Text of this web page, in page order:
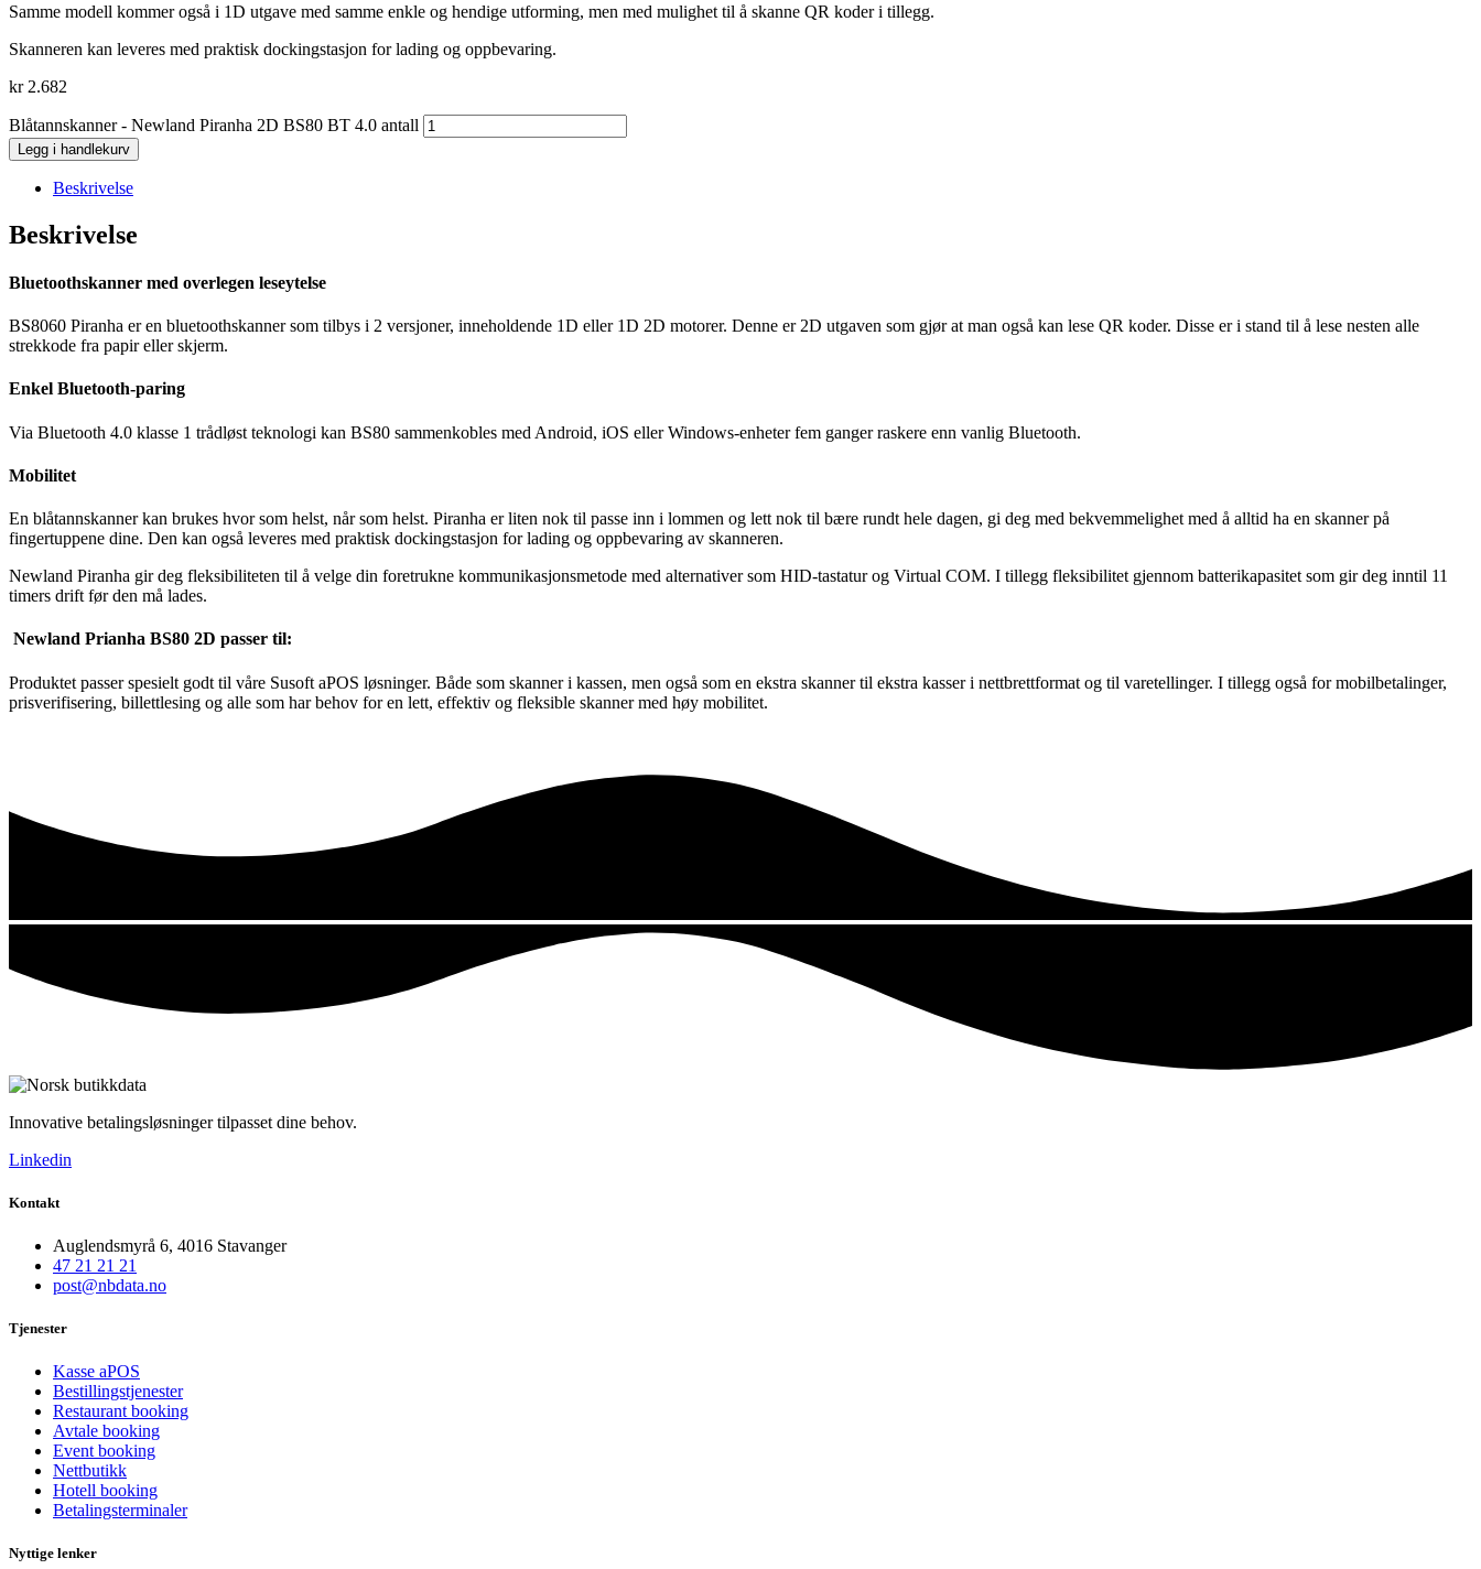
Samme modell kommer også i 1D utgave med samme enkle og hendige utforming, men med mulighet til å skanne QR koder i tillegg.
Skanneren kan leveres med praktisk dockingstasjon for lading og oppbevaring.
kr2.682
Blåtannskanner - Newland Piranha 2D BS80 BT 4.0 antall
Legg i handlekurv
Beskrivelse
Beskrivelse
Bluetoothskanner med overlegen leseytelse
BS8060 Piranha er en bluetoothskanner som tilbys i 2 versjoner, inneholdende 1D eller 1D 2D motorer. Denne er 2D utgaven som gjør at man også kan lese QR koder. Disse er i stand til å lese nesten alle
strekkode fra papir eller skjerm.
Enkel Bluetooth-paring
Via Bluetooth 4.0 klasse 1 trådløst teknologi kan BS80 sammenkobles med Android, iOS eller Windows-enheter fem ganger raskere enn vanlig Bluetooth.
Mobilitet
En blåtannskanner kan brukes hvor som helst, når som helst. Piranha er liten nok til passe inn i lommen og lett nok til bære rundt hele dagen, gi deg med bekvemmelighet med å alltid ha en skanner på
fingertuppene dine. Den kan også leveres med praktisk dockingstasjon for lading og oppbevaring av skanneren.
Newland Piranha gir deg fleksibiliteten til å velge din foretrukne kommunikasjonsmetode med alternativer som HID-tastatur og Virtual COM. I tillegg fleksibilitet gjennom batterikapasitet som gir deg inntil 11
timers drift før den må lades.
Newland Prianha BS80 2D passer til:
Produktet passer spesielt godt til våre Susoft aPOS løsninger. Både som skanner i kassen, men også som en ekstra skanner til ekstra kasser i nettbrettformat og til varetellinger. I tillegg også for mobilbetalinger,
prisverifisering, billettlesing og alle som har behov for en lett, effektiv og fleksible skanner med høy mobilitet.
Innovative betalingsløsninger tilpasset dine behov.
Linkedin
Kontakt
Auglendsmyrå 6, 4016 Stavanger
47 21 21 21
post@nbdata.no
Tjenester
Kasse aPOS
Bestillingstjenester
Restaurant booking
Avtale booking
Event booking
Nettbutikk
Hotell booking
Betalingsterminaler
Nyttige lenker